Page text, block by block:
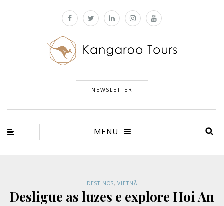
NEWSLETTER
MENU
DESTINOS, VIETNÃ
Desligue as luzes e explore Hoi An